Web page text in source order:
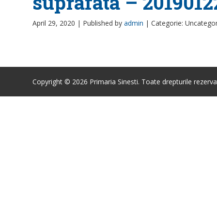
April 29, 2020 | Published by admin | Categorie:
Copyright © 2026 Primaria Sinesti. Toate drepturile